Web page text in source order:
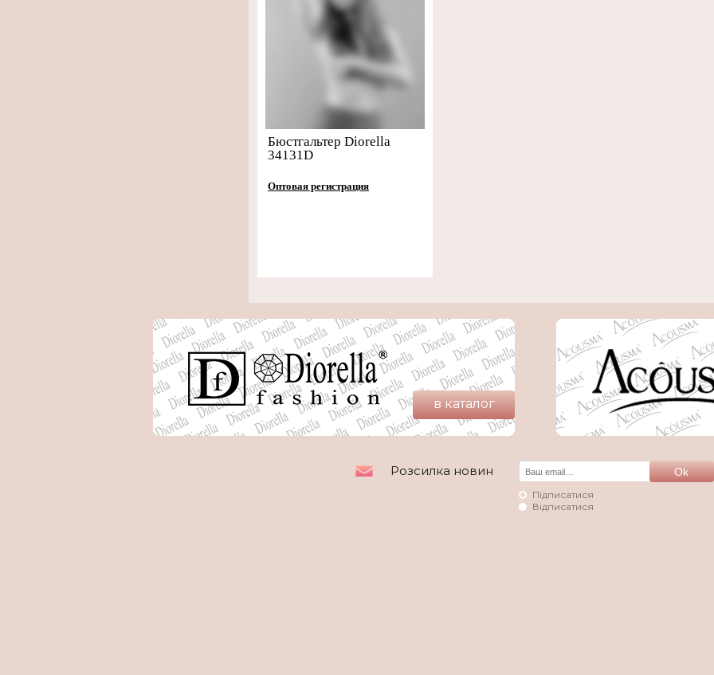
Бюстгальтер Diorella
34131D
Оптовая регистрация
в каталог
Розсилка новин
Підписатися
Відписатися